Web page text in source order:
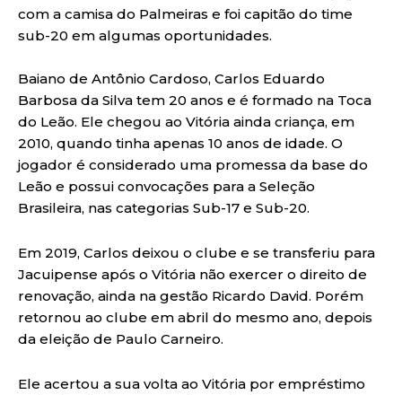
com a camisa do Palmeiras e foi capitão do time
sub-20 em algumas oportunidades.
Baiano de Antônio Cardoso, Carlos Eduardo
Barbosa da Silva tem 20 anos e é formado na Toca
do Leão. Ele chegou ao Vitória ainda criança, em
2010, quando tinha apenas 10 anos de idade. O
jogador é considerado uma promessa da base do
Leão e possui convocações para a Seleção
Brasileira, nas categorias Sub-17 e Sub-20.
Em 2019, Carlos deixou o clube e se transferiu para
Jacuipense após o Vitória não exercer o direito de
renovação, ainda na gestão Ricardo David. Porém
retornou ao clube em abril do mesmo ano, depois
da eleição de Paulo Carneiro.
Ele acertou a sua volta ao Vitória por empréstimo